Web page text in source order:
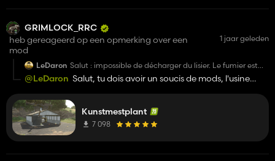
GRIMLOCK_RRC
heb gereageerd op een opmerking over een
mod
1 jaar geleden
LeDaron Salut : impossible de décharger du lisier. Le fumier est
ok.
@LeDaron Salut, tu dois avoir un soucis de mods, l'usine
problèmes et je n'ai eu aucun retour d'autres joueurs.
Pendant mes live je l'utilise et le lisier se vide normalement. Tu
utilise quelle cuve à lisier ?
Kunstmestplant
7 098